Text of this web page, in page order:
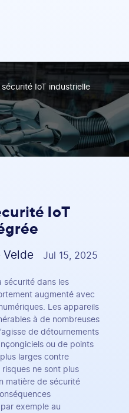
IoT industrielle
IoT
Velde Jul 15, 2025
sécurité dans les
augmenté avec
Les appareils
à de nombreuses
de détournements
ou de points
larges contre
risques ne sont plus
matière de sécurité
exemple au